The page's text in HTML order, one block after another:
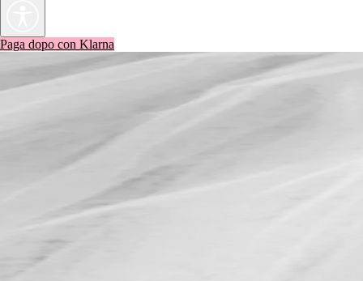
Paga dopo con Klarna